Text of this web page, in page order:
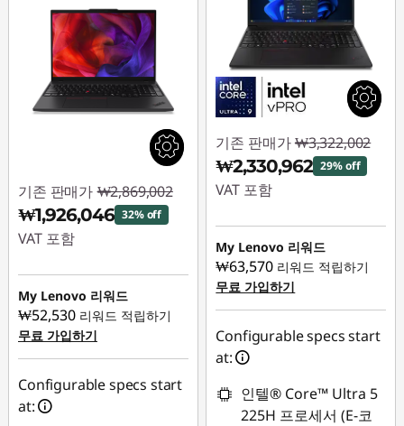
노
북
기존 판매가 ₩2,869,002
₩1,926,046 32% off
VAT 포함
즉시 할인: :-
₩942,956
My Lenovo 리워드
₩52,530 리워드 적립하기
무료 가입하기
Configurable specs start
at:
기존 판매가 ₩3,322,002
₩2,330,962 29% off
VAT 포함
즉시 할인: :-
₩991,040
My Lenovo 리워드
₩63,570 리워드 적립하기
무료 가입하기
Configurable specs start
at:
인텔® Core™ Ultra 5
225H 프로세서 (E-코